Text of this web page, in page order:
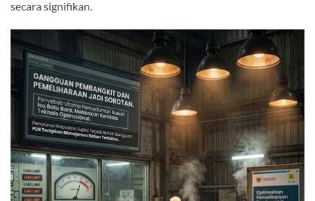
secara signifikan.